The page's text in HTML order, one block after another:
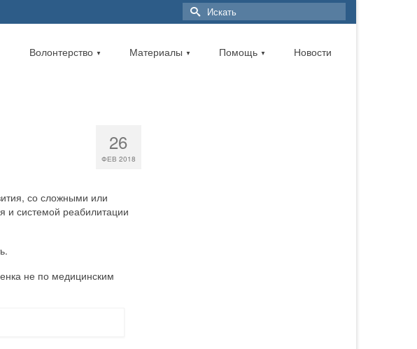
Волонтерство ▼ Материалы ▼ Помощь ▼ Новости
26
ФЕВ 2018
со сложными или
и системой реабилитации
не по медицинским